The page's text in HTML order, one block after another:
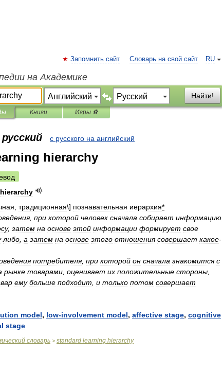
RU
Запомнить сайт Словарь на свой сайт
на Академике
Найти!
Книги Игры ⚽
с русского на английский
hierarchy
hierarchy
традиционная\] познавательная иерархия*
, при которой человек сначала собирает информацию
, затем на основе этой информации формирует свое
либо а затем на основе этого отношения совершает какое-
потребителя, при которой он сначала знакомится с
рынке товарами оценивает их положительные стороны
ему больше подходит и только потом совершает
model, low-involvement model, affective stage, cognitive
stage
словарь > standard learning hierarchy